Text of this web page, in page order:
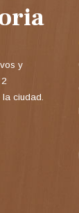
y
ciudad.